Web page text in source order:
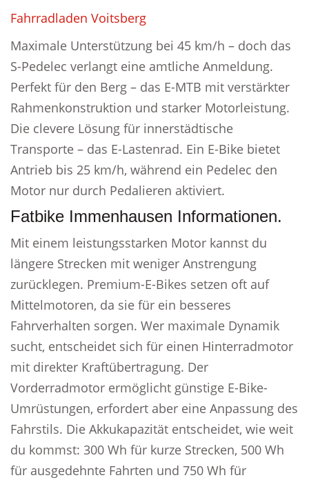
Fahrradladen Voitsberg
Maximale Unterstützung bei 45 km/h – doch das
S-Pedelec verlangt eine amtliche Anmeldung.
Perfekt für den Berg – das E-MTB mit verstärkter
Rahmenkonstruktion und starker Motorleistung.
Die clevere Lösung für innerstädtische
Transporte – das E-Lastenrad. Ein E-Bike bietet
Antrieb bis 25 km/h, während ein Pedelec den
Motor nur durch Pedalieren aktiviert.
Fatbike Immenhausen Informationen.
Mit einem leistungsstarken Motor kannst du
längere Strecken mit weniger Anstrengung
zurücklegen. Premium-E-Bikes setzen oft auf
Mittelmotoren, da sie für ein besseres
Fahrverhalten sorgen. Wer maximale Dynamik
sucht, entscheidet sich für einen Hinterradmotor
mit direkter Kraftübertragung. Der
Vorderradmotor ermöglicht günstige E-Bike-
Umrüstungen, erfordert aber eine Anpassung des
Fahrstils. Die Akkukapazität entscheidet, wie weit
du kommst: 300 Wh für kurze Strecken, 500 Wh
für ausgedehnte Fahrten und 750 Wh für